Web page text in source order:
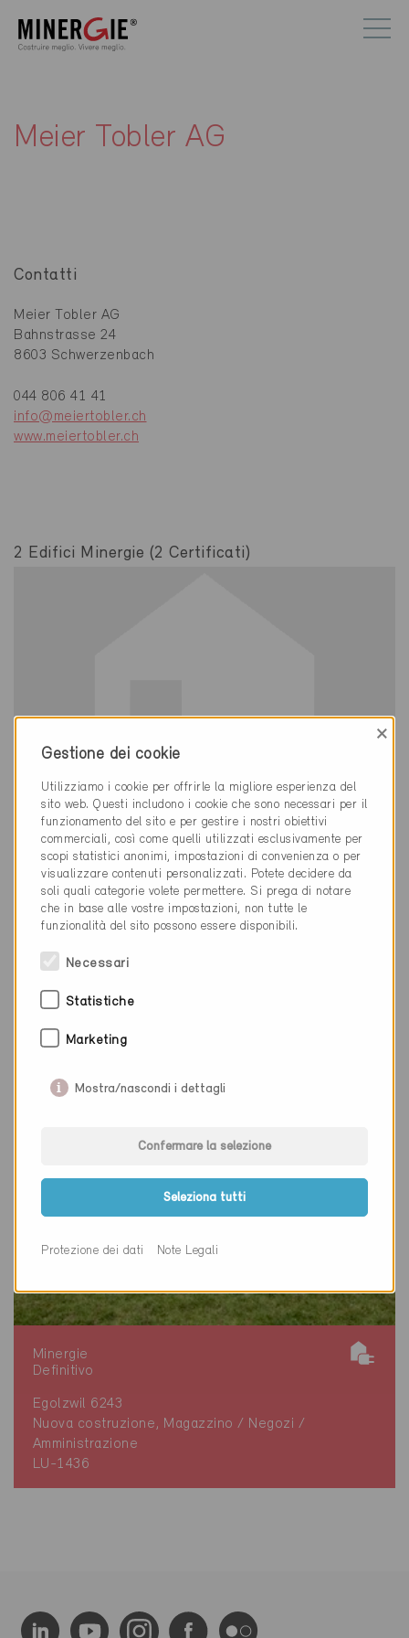
Meier Tobler AG
Contatti
Meier Tobler AG
Bahnstrasse 24
8603 Schwerzenbach
044 806 41 41
info@meiertobler.ch
www.meiertobler.ch
2 Edifici Minergie (2 Certificati)
Minergie
Definitivo
Oberbuchsiten 4625
Nuova costruzione, Magazzino /
Amministrazione
SO-949
Minergie
Definitivo
Egolzwil 6243
Nuova costruzione, Magazzino / Negozi /
Amministrazione
LU-1436
Gestione dei cookie
×
Utilizziamo i cookie per offrirle la migliore esperienza del
sito web. Questi includono i cookie che sono necessari per il
funzionamento del sito e per gestire i nostri obiettivi
commerciali, così come quelli utilizzati esclusivamente per
scopi statistici anonimi, impostazioni di convenienza o per
visualizzare contenuti personalizzati. Potete decidere da
soli quali categorie volete permettere. Si prega di notare
che in base alle vostre impostazioni, non tutte le
funzionalità del sito possono essere disponibili.
Necessari
Statistiche
Marketing
Mostra/nascondi i dettagli
Confermare la selezione
Seleziona tutti
Protezione dei dati Note Legali